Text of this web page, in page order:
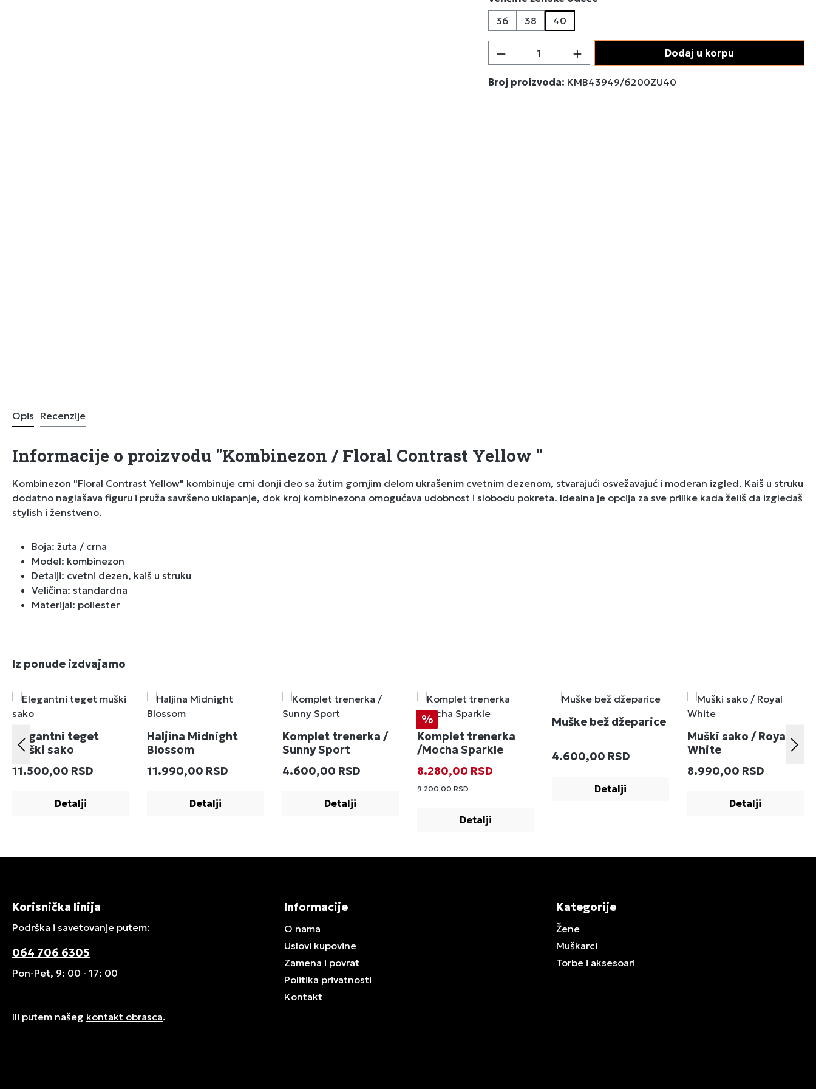
36
38 40
Količina proizvoda: Unesite željenu količinu ili
Dodaj u korpu
Broj proizvoda: KMB43949/6200ZU40
Opis Recenzije
Informacije o proizvodu "Kombinezon / Floral Contrast Yellow "
Kombinezon "Floral Contrast Yellow" kombinuje crni donji deo sa žutim gornjim delom ukrašenim cvetnim dezenom, stvarajući osvežavajuć i moderan izgled. Kaiš u struku
dodatno naglašava figuru i pruža savršeno uklapanje, dok kroj kombinezona omogućava udobnost i slobodu pokreta. Idealna je opcija za sve prilike kada želiš da izgledaš
stylish i ženstveno.
Boja: žuta / crna
Model: kombinezon
Detalji: cvetni dezen, kaiš u struku
Veličina: standardna
Materijal: poliester
Preskoči galeriju proizvoda
Iz ponude izdvajamo
Elegantni teget
muški sako
Redovna cena:
11.500,00 RSD
Detalji
Haljina Midnight
Blossom
Redovna cena:
11.990,00 RSD
Detalji
Komplet trenerka /
Sunny Sport
Redovna cena:
4.600,00 RSD
Detalji
Popust
%
Komplet trenerka
/Mocha Sparkle
Prodajna cena:
8.280,00 RSD
9.200,00 RSD
Detalji
Muške bež džeparice
Redovna cena:
4.600,00 RSD
Detalji
Muški sako / Royal
White
Redovna cena:
8.990,00 RSD
Detalji
Korisnička linija
Podrška i savetovanje putem:
064 706 6305
Pon-Pet, 9: 00 - 17: 00
Ili putem našeg kontakt obrasca.
Informacije
O nama
Uslovi kupovine
Zamena i povrat
Politika privatnosti
Kontakt
Kategorije
Žene
Muškarci
Torbe i aksesoari